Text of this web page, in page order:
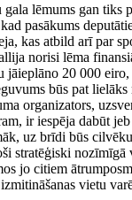
gala lēmums gan tiks
pasākums
kas atbild arī par
norisi lēma
jāieplāno 20 000
būs pat
organizators,
ir iespēja dabūt
uz brīdi būs
stratēģiski nozīmīgā
jo citiem
vietu